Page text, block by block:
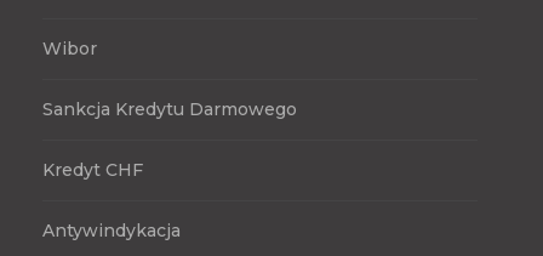
Wibor
Sankcja Kredytu Darmowego
Kredyt CHF
Antywindykacja